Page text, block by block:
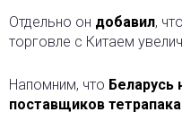
Отдельно он добавил,
торговле с Китаем
Напомним, что Беларусь
поставщиков